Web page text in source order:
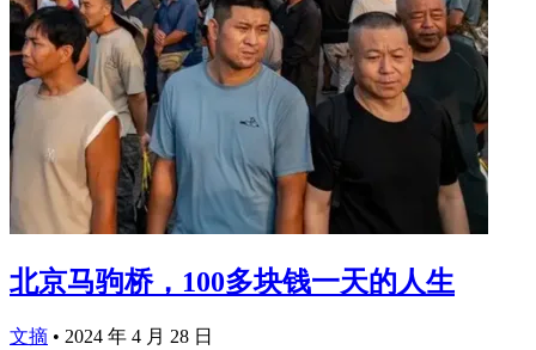
北京马驹桥，100多块钱一天的人生
文摘 • 2024 年 4 月 28 日